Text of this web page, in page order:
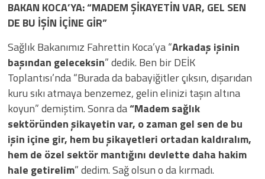
BAKAN KOCA’YA: “MADEM ŞİKAYETİN VAR, GEL SEN
DE BU İŞİN İÇİNE GİR”
Sağlık Bakanımız Fahrettin Koca’ya “Arkadaş işinin
başından geleceksin” dedik. Ben bir DEİK
Toplantısı’nda “Burada da babayiğitler çıksın, dışarıdan
kuru sıkı atmaya benzemez, gelin elinizi taşın altına
koyun” demiştim. Sonra da“Madem sağlık
sektöründen şikayetin var, o zaman gel sen de bu
işin içine gir, hem bu şikayetleri ortadan kaldıralım,
hem de özel sektör mantığını devlette daha hakim
hale getirelim” dedim. Sağ olsun o da kırmadı.